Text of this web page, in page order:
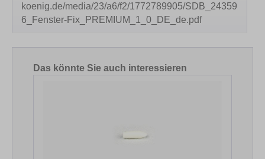
koenig.de/media/23/a6/f2/1772789905/SDB_24359
6_Fenster-Fix_PREMIUM_1_0_DE_de.pdf
Produktgalerie überspringen
Das könnte Sie auch interessieren